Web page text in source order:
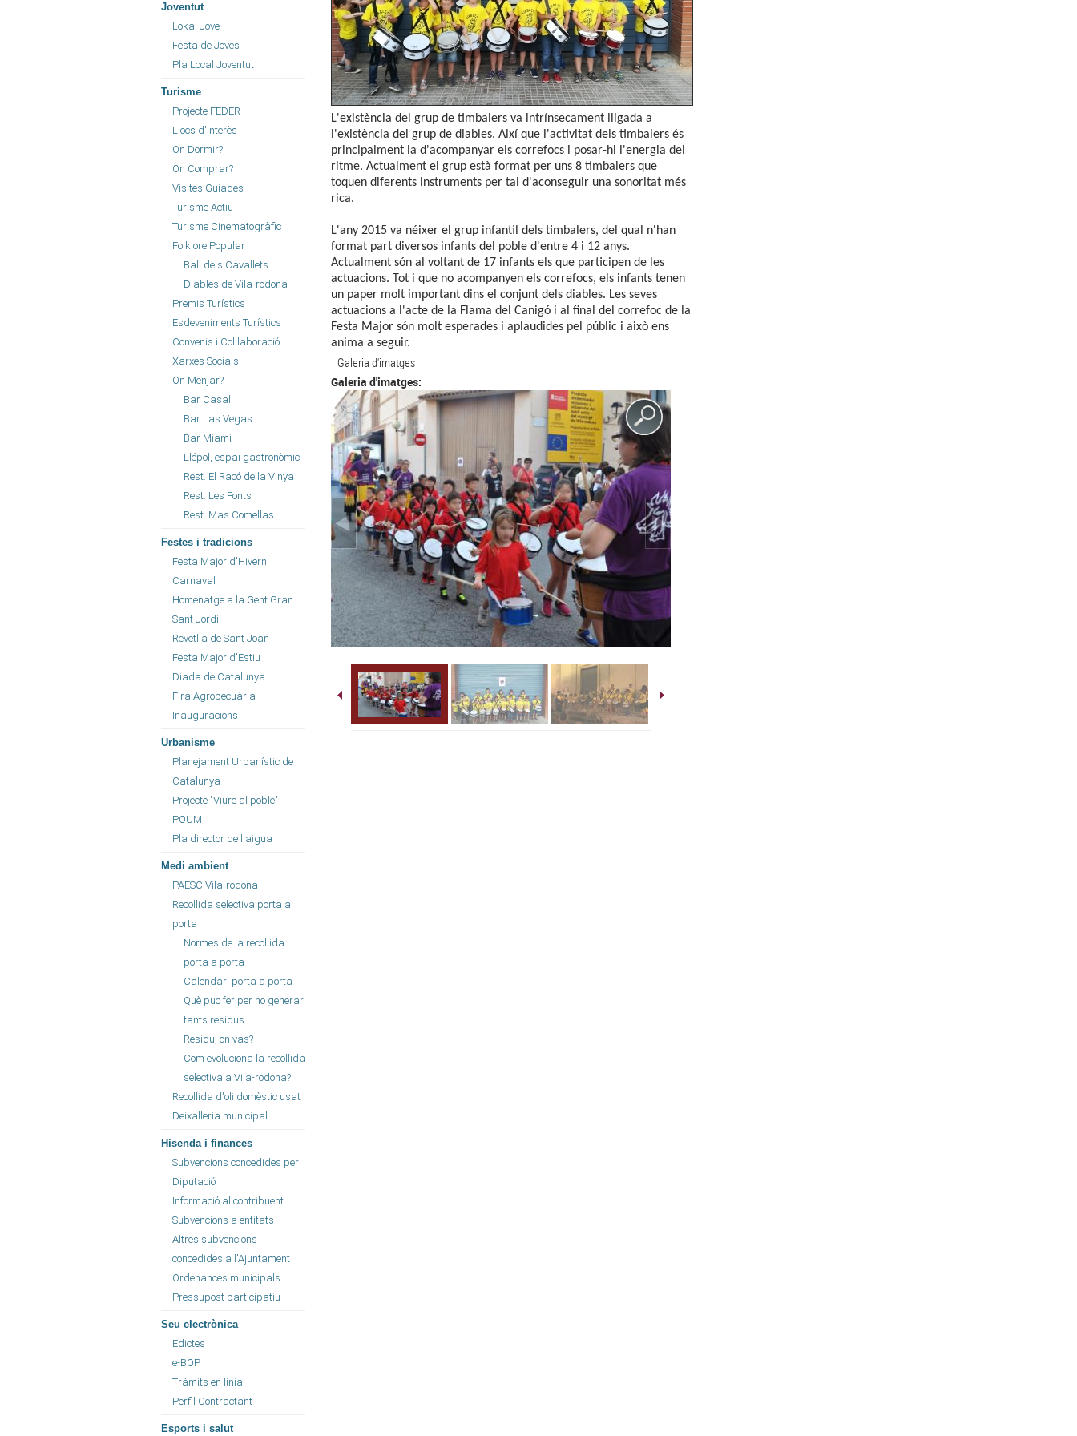
Joventut
Lokal Jove
Festa de Joves
Pla Local Joventut
Turisme
Projecte FEDER
Llocs d'Interès
On Dormir?
On Comprar?
Visites Guiades
Turisme Actiu
Turisme Cinematogràfic
Folklore Popular
Ball dels Cavallets
Diables de Vila-rodona
Premis Turístics
Esdeveniments Turístics
Convenis i Col·laboració
Xarxes Socials
On Menjar?
Bar Casal
Bar Las Vegas
Bar Miami
Llépol, espai gastronòmic
Rest. El Racó de la Vinya
Rest. Les Fonts
Rest. Mas Comellas
Festes i tradicions
Festa Major d'Hivern
Carnaval
Homenatge a la Gent Gran
Sant Jordi
Revetlla de Sant Joan
Festa Major d'Estiu
Diada de Catalunya
Fira Agropecuària
Inauguracions
Urbanisme
Planejament Urbanístic de
Catalunya
Projecte "Viure al poble"
POUM
Pla director de l'aigua
Medi ambient
PAESC Vila-rodona
Recollida selectiva porta a
porta
Normes de la recollida
porta a porta
Calendari porta a porta
Què puc fer per no generar
tants residus
Residu, on vas?
Com evoluciona la recollida
selectiva a Vila-rodona?
Recollida d'oli domèstic usat
Deixalleria municipal
Hisenda i finances
Subvencions concedides per
Diputació
Informació al contribuent
Subvencions a entitats
Altres subvencions
concedides a l'Ajuntament
Ordenances municipals
Pressupost participatiu
Seu electrònica
Edictes
e-BOP
Tràmits en línia
Perfil Contractant
Esports i salut
L'existència del grup de timbalers va intrínsecament lligada a
l'existència del grup de diables. Així que l'activitat dels timbalers és
principalment la d'acompanyar els correfocs i posar-hi l'energia del
ritme. Actualment el grup està format per uns 8 timbalers que
toquen diferents instruments per tal d'aconseguir una sonoritat més
rica.
L'any 2015 va néixer el grup infantil dels timbalers, del qual n'han
format part diversos infants del poble d'entre 4 i 12 anys.
Actualment són al voltant de 17 infants els que participen de les
actuacions. Tot i que no acompanyen els correfocs, els infants tenen
un paper molt important dins el conjunt dels diables. Les seves
actuacions a l'acte de la Flama del Canigó i al final del correfoc de la
Festa Major són molt esperades i aplaudides pel públic i això ens
anima a seguir.
Galeria d'imatges
Galeria d'imatges: